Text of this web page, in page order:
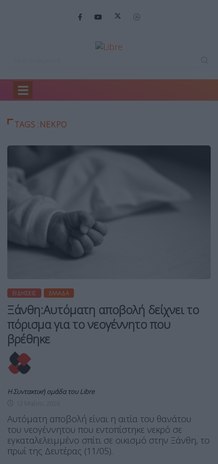
Home
TAGS :ΝΕΚΡΌ
ΕΙΔΉΣΕΙΣ ΕΛΛΆΔΑ
Ξάνθη:Αυτόματη αποβολή δείχνει το
πόρισμα για το νεογέννητο που
βρέθηκε
Η Συντακτική ομάδα του Libre
Aυτόματη αποβολή είναι η αιτία του θανάτου
του νεογέννητου που εντοπίστηκε νεκρό σε
εγκαταλελειμμένο σπίτι σε οικισμό στην Ξάνθη, το
πρωί της Δευτέρας (11/05).